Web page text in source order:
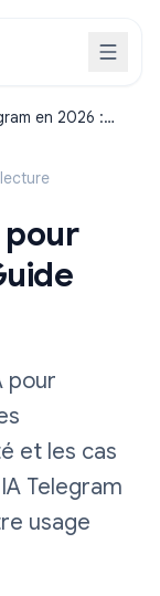
en 2026 :
pour
pour
et les cas
Telegram
usage